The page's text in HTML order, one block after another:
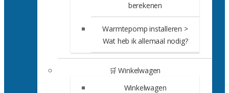
berekenen
Warmtepomp installeren >
Wat heb ik allemaal nodig?
🛒 Winkelwagen
Winkelwagen